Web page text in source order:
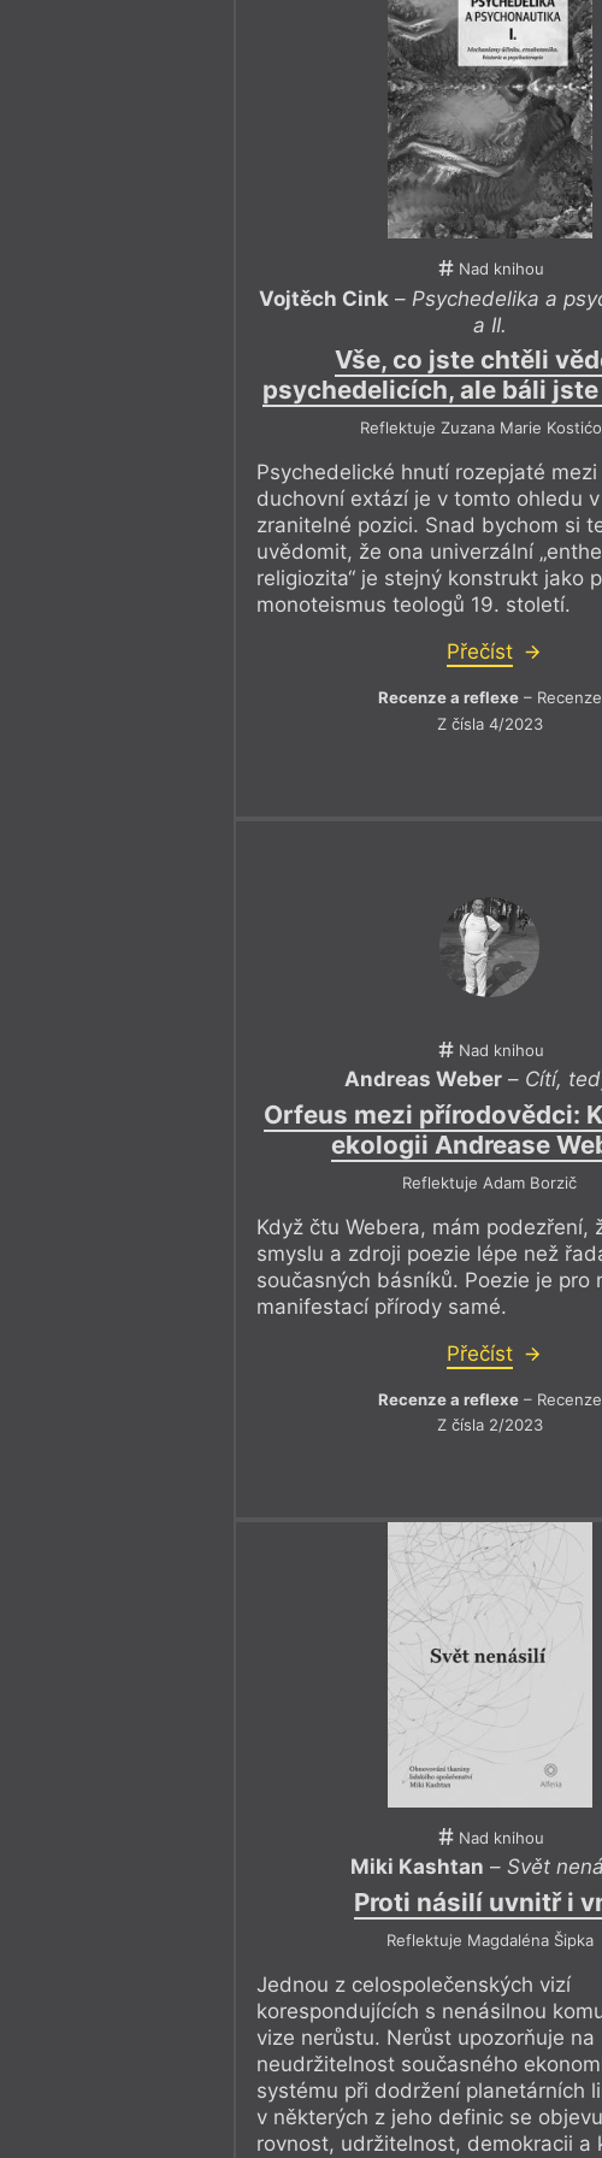
Nad knihou
Vojtěch Cink – Psychedelika a
a II.
Vše, co jste chtěli
psychedelicích, ale báli
Reflektuje Zuzana Marie
Psychedelické hnutí rozepjaté
duchovní extází je v tomto ohledu
zranitelné pozici. Snad bychom si
uvědomit, že ona univerzální
religiozita“ je stejný konstrukt jako
monoteismus teologů 19. století.
Přečíst
Recenze a reflexe– Recenze
Z čísla 4/2023
Nad knihou
Andreas Weber – Cítí,
Orfeus mezi přírodovědci:
ekologii Andrease
Reflektuje Adam Borzič
Když čtu Webera, mám podezření,
smyslu a zdroji poezie lépe než
současných básníků. Poezie je pro
manifestací přírody samé.
Přečíst
Recenze a reflexe– Recenze
Z čísla 2/2023
Nad knihou
Miki Kashtan – Svět
Proti násilí uvnitř i
Reflektuje Magdaléna Šipka
Jednou z celospolečenských vizí
korespondujících s nenásilnou
vize nerůstu. Nerůst upozorňuje na
neudržitelnost současného
systému při dodržení planetárních
v některých z jeho definic se
rovnost, udržitelnost, demokracii a